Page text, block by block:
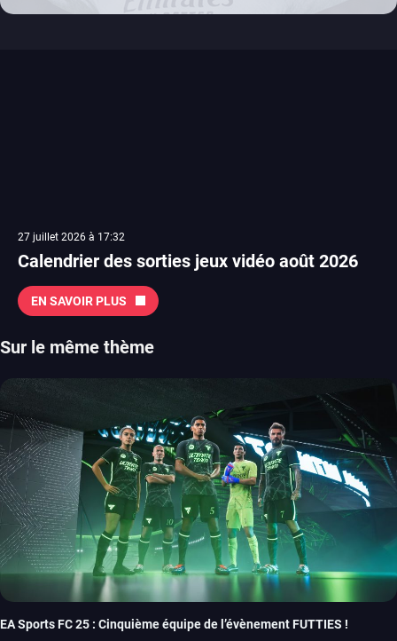
switch 2
27 juillet 2026 à 17:32
Calendrier des sorties jeux vidéo août 2026
EN SAVOIR PLUS
Sur le même thème
EA Sports FC 25 : Cinquième équipe de l’évènement FUTTIES !